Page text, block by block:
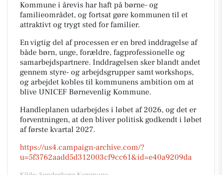
Kommune i årevis har haft på børne- og
familieområdet, og fortsat gøre kommunen til et
attraktivt og trygt sted for familier.
En vigtig del af processen er en bred inddragelse af
både børn, unge, forældre, fagprofessionelle og
samarbejdspartnere. Inddragelsen sker blandt andet
gennem styre- og arbejdsgrupper samt workshops,
og arbejdet kobles til kommunens ambition om at
blive UNICEF Børnevenlig Kommune.
Handleplanen udarbejdes i løbet af 2026, og det er
forventningen, at den bliver politisk godkendt i løbet
af første kvartal 2027.
https://us4.campaign-archive.com/?
u=5f3762aadd5d312003cf9cc61&id=e40a9209da